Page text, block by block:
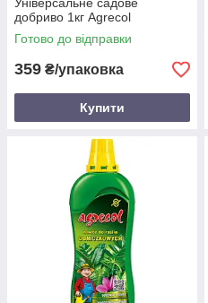
добриво 1кг Agrecol
Готово до відправки
359 ₴/упаковка
Купити